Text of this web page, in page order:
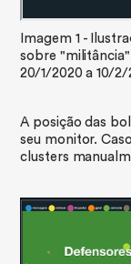
Imagem 1 -
sobre
20/1/2020 a 10/2/
A posição das
seu monitor.
clusters